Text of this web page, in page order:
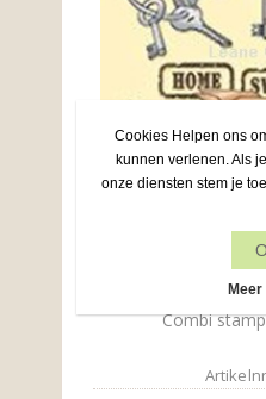
Combi
Cookies Helpen ons
kunnen verlenen. Als
onze diensten stem je